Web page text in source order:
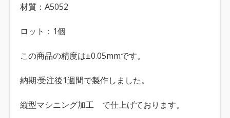
材質：A5052
ロット：1個
この商品の精度は±0.05mmです。
納期:受注後1週間で製作しました。
縦型マシニング加工 で仕上げております。